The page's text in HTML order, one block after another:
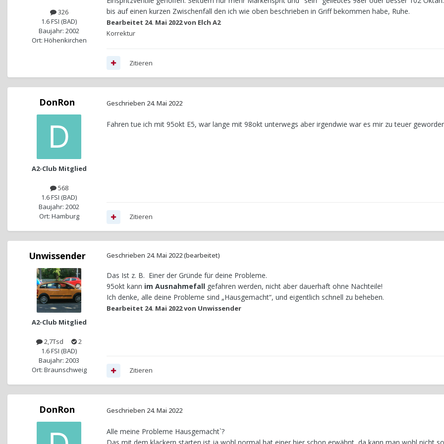
326
1.6 FSI (BAD)
Baujahr: 2002
Ort: Höhenkirchen
bis auf einen kurzen Zwischenfall den ich wie oben beschrieben in Griff bekommen habe, Ruhe.
Bearbeitet 24. Mai 2022von Elch A2
Korrektur
Zitieren
DonRon
A2-Club Mitglied
568
1.6 FSI (BAD)
Baujahr: 2002
Ort: Hamburg
Geschrieben 24. Mai 2022
Fahren tue ich mit 95okt E5, war lange mit 98okt unterwegs aber irgendwie war es mir zu teuer
Zitieren
Unwissender
A2-Club Mitglied
2,7Tsd
2
1.6 FSI (BAD)
Baujahr: 2003
Ort: Braunschweig
Geschrieben 24. Mai 2022(bearbeitet)
Das Ist z. B. Einer der Gründe für deine Probleme.
95okt kann im Ausnahmefall gefahren werden, nicht aber dauerhaft ohne Nachteile!
Ich denke, alle deine Probleme sind „Hausgemacht“, und eigentlich schnell zu beheben.
Bearbeitet 24. Mai 2022von Unwissender
Zitieren
DonRon Geschrieben 24. Mai 2022
Alle meine Probleme Hausgemacht`?